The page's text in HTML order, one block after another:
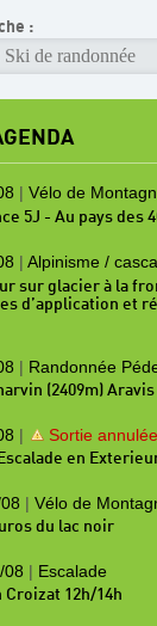
:
| Vélo de
5J - Au pays des
| Alpinisme /
sur glacier à la
d’application et
| Randonnée
(2409m) Aravis
| Sortie annulée
en
| Vélo de
du lac noir
08 | Escalade
Croizat 12h/14h